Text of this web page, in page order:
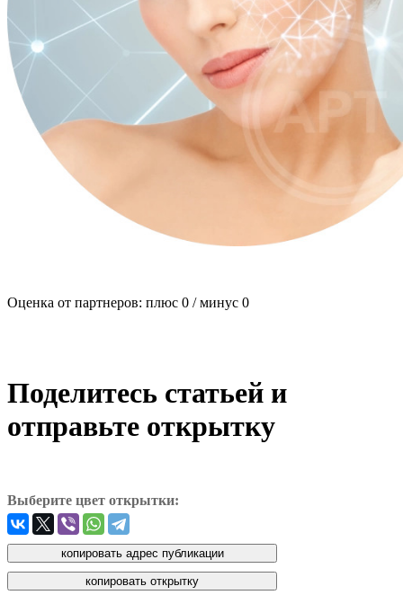
Оценка от партнеров: плюс 0 / минус 0
Поделитесь статьей и
отправьте открытку
Выберите цвет открытки: